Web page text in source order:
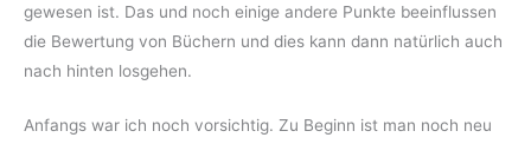
gewesen ist. Das und noch einige andere Punkte beeinflussen
die Bewertung von Büchern und dies kann dann natürlich auch
nach hinten losgehen.
Anfangs war ich noch vorsichtig. Zu Beginn ist man noch neu